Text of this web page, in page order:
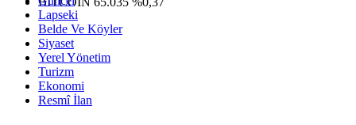
Lapseki
Belde Ve Köyler
Siyaset
Yerel Yönetim
Turizm
Ekonomi
Resmî İlan